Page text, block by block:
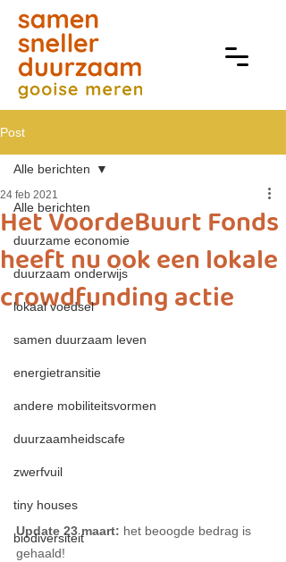
Post
Alle berichten
duurzame economie
duurzaam onderwijs
lokaal voedsel
samen duurzaam leven
energietransitie
andere mobiliteitsvormen
duurzaamheidscafe
zwerfvuil
tiny houses
biodiversiteit
Alle berichten
Het VoordeBuurt Fonds
heeft nu ook een lokale
crowdfunding actie
24 feb 2021
Update 23 maart: het beoogde bedrag is
gehaald!